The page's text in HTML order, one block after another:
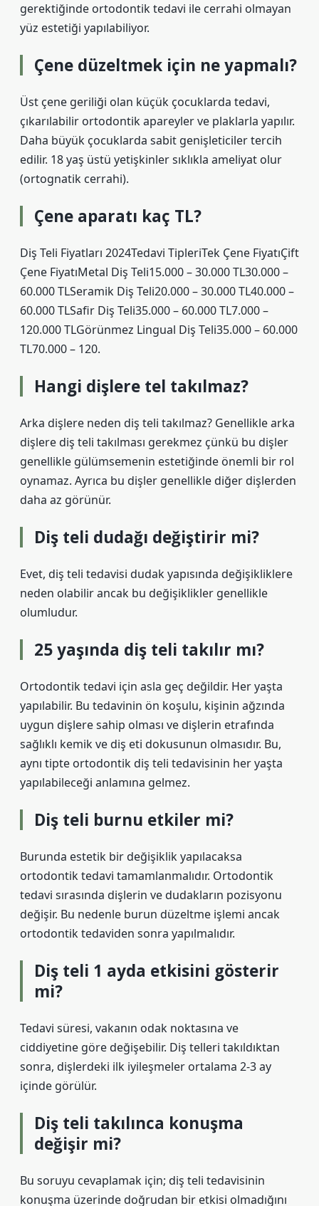
gerektiğinde ortodontik tedavi ile cerrahi olmayan
yüz estetiği yapılabiliyor.
Çene düzeltmek için ne yapmalı?
Üst çene geriliği olan küçük çocuklarda tedavi,
çıkarılabilir ortodontik apareyler ve plaklarla yapılır.
Daha büyük çocuklarda sabit genişleticiler tercih
edilir. 18 yaş üstü yetişkinler sıklıkla ameliyat olur
(ortognatik cerrahi).
Çene aparatı kaç TL?
Diş Teli Fiyatları 2024Tedavi TipleriTek Çene FiyatıÇift
Çene FiyatıMetal Diş Teli15.000 – 30.000 TL30.000 –
60.000 TLSeramik Diş Teli20.000 – 30.000 TL40.000 –
60.000 TLSafir Diş Teli35.000 – 60.000 TL7.000 –
120.000 TLGörünmez Lingual Diş Teli35.000 – 60.000
TL70.000 – 120.
Hangi dişlere tel takılmaz?
Arka dişlere neden diş teli takılmaz? Genellikle arka
dişlere diş teli takılması gerekmez çünkü bu dişler
genellikle gülümsemenin estetiğinde önemli bir rol
oynamaz. Ayrıca bu dişler genellikle diğer dişlerden
daha az görünür.
Diş teli dudağı değiştirir mi?
Evet, diş teli tedavisi dudak yapısında değişikliklere
neden olabilir ancak bu değişiklikler genellikle
olumludur.
25 yaşında diş teli takılır mı?
Ortodontik tedavi için asla geç değildir. Her yaşta
yapılabilir. Bu tedavinin ön koşulu, kişinin ağzında
uygun dişlere sahip olması ve dişlerin etrafında
sağlıklı kemik ve diş eti dokusunun olmasıdır. Bu,
aynı tipte ortodontik diş teli tedavisinin her yaşta
yapılabileceği anlamına gelmez.
Diş teli burnu etkiler mi?
Burunda estetik bir değişiklik yapılacaksa
ortodontik tedavi tamamlanmalıdır. Ortodontik
tedavi sırasında dişlerin ve dudakların pozisyonu
değişir. Bu nedenle burun düzeltme işlemi ancak
ortodontik tedaviden sonra yapılmalıdır.
Diş teli 1 ayda etkisini gösterir
mi?
Tedavi süresi, vakanın odak noktasına ve
ciddiyetine göre değişebilir. Diş telleri takıldıktan
sonra, dişlerdeki ilk iyileşmeler ortalama 2-3 ay
içinde görülür.
Diş teli takılınca konuşma
değişir mi?
Bu soruyu cevaplamak için; diş teli tedavisinin
konuşma üzerinde doğrudan bir etkisi olmadığını